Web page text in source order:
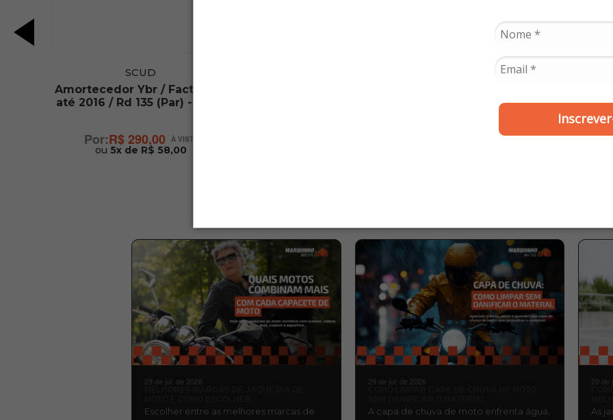
SCUD
Amortecedor Ybr / Factor 125
até 2016 / Rd 135 (Par) - Scud
R$ 290,00
ou 5x de R$ 58,00
(Unidade) -
R$ 228,00
29 de jul. de 2026
Escolher entre as melhores marcas de
29 de jul. de 2026
A capa de chuva de moto enfrenta água,
29 de
As